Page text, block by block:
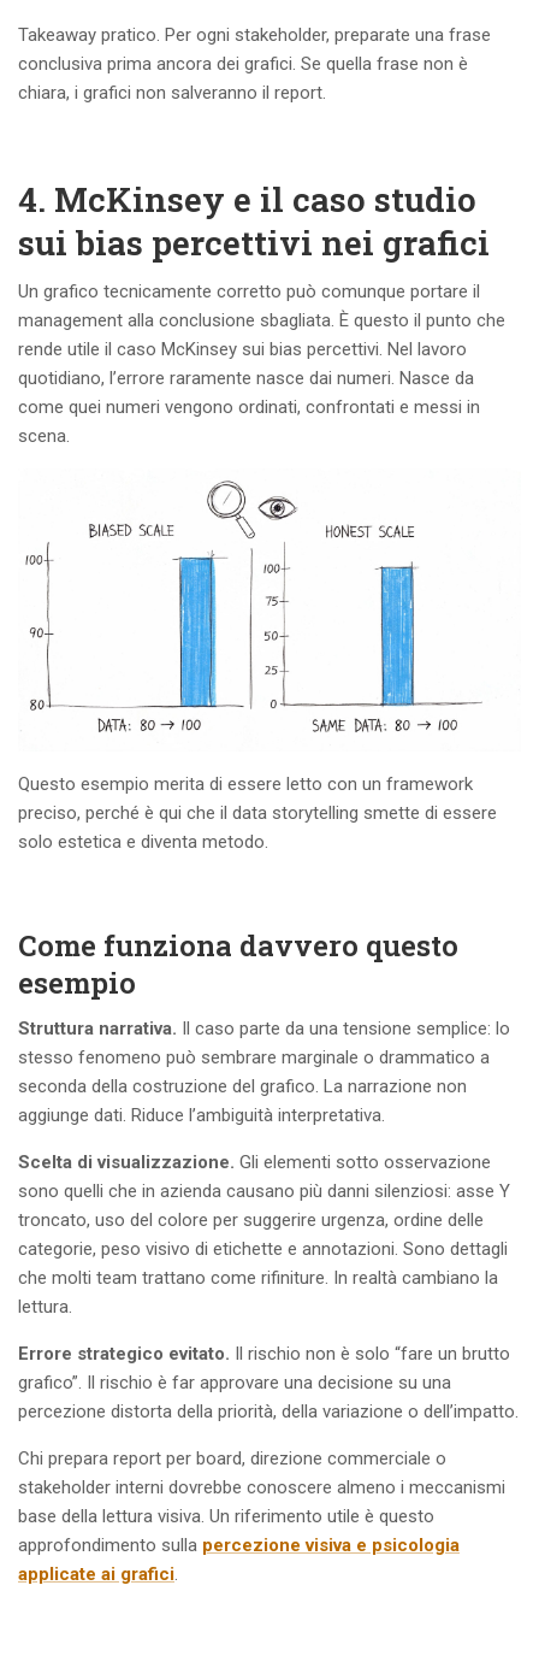
Takeaway pratico. Per ogni stakeholder, preparate una frase
conclusiva prima ancora dei grafici. Se quella frase non è
chiara, i grafici non salveranno il report.
4. McKinsey e il caso studio
sui bias percettivi nei grafici
Un grafico tecnicamente corretto può comunque portare il
management alla conclusione sbagliata. È questo il punto che
rende utile il caso McKinsey sui bias percettivi. Nel lavoro
quotidiano, l’errore raramente nasce dai numeri. Nasce da
come quei numeri vengono ordinati, confrontati e messi in
scena.
Questo esempio merita di essere letto con un framework
preciso, perché è qui che il data storytelling smette di essere
solo estetica e diventa metodo.
Come funziona davvero questo
esempio
Struttura narrativa. Il caso parte da una tensione semplice: lo
stesso fenomeno può sembrare marginale o drammatico a
seconda della costruzione del grafico. La narrazione non
aggiunge dati. Riduce l’ambiguità interpretativa.
Scelta di visualizzazione. Gli elementi sotto osservazione
sono quelli che in azienda causano più danni silenziosi: asse Y
troncato, uso del colore per suggerire urgenza, ordine delle
categorie, peso visivo di etichette e annotazioni. Sono dettagli
che molti team trattano come rifiniture. In realtà cambiano la
lettura.
Errore strategico evitato. Il rischio non è solo “fare un brutto
grafico”. Il rischio è far approvare una decisione su una
percezione distorta della priorità, della variazione o dell’impatto.
Chi prepara report per board, direzione commerciale o
stakeholder interni dovrebbe conoscere almeno i meccanismi
base della lettura visiva. Un riferimento utile è questo
approfondimento sulla percezione visiva e psicologia
applicate ai grafici.